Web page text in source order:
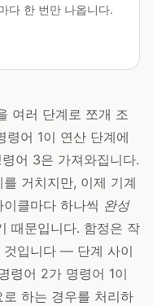
다 한 번만 나옵니다.
여러 단계로 쪼개 조
령어 1이 연산 단계에
어 3은 가져와집니다.
거치지만, 이제 기계
클마다 하나씩 완성
때문입니다. 함정은 작
것입니다 — 단계 사이
령어 2가 명령어 1이
하는 경우를 처리하